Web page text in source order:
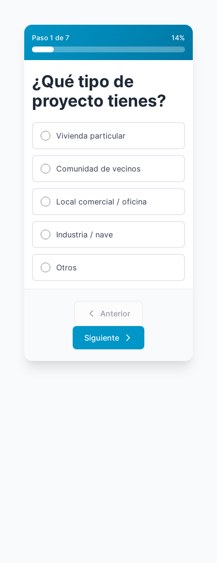
Paso 1 de 7 14%
¿Qué tipo de
proyecto tienes?
Vivienda particular
Comunidad de vecinos
Local comercial / oficina
Industria / nave
Otros
Anterior
Siguiente